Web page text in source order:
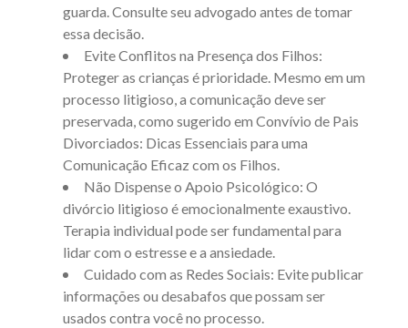
guarda. Consulte seu advogado antes de tomar
essa decisão.
Evite Conflitos na Presença dos Filhos:
Proteger as crianças é prioridade. Mesmo em um
processo litigioso, a comunicação deve ser
preservada, como sugerido em Convívio de Pais
Divorciados: Dicas Essenciais para uma
Comunicação Eficaz com os Filhos.
Não Dispense o Apoio Psicológico: O
divórcio litigioso é emocionalmente exaustivo.
Terapia individual pode ser fundamental para
lidar com o estresse e a ansiedade.
Cuidado com as Redes Sociais: Evite publicar
informações ou desabafos que possam ser
usados contra você no processo.